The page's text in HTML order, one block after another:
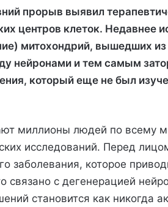
прорыв выявил
центров клеток. Недавнее
митохондрий, вышедших
нейронами и тем самым
который еще не был
миллионы людей по всему
исследований. Перед
заболевания, которое
связано с дегенерацией
становится как никогда